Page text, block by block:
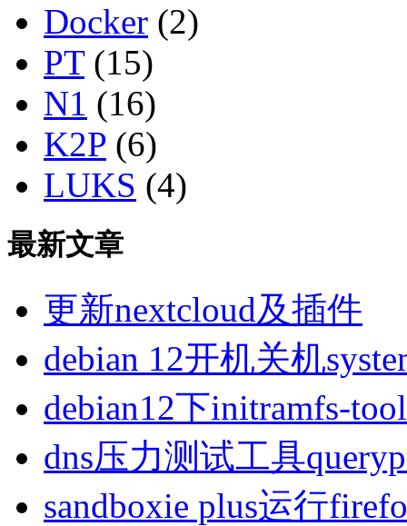
Docker (2)
PT(15)
N1 (16)
K2P (6)
LUKS (4)
最新文章
更新nextcloud及插件
debian 12开机关机
debian12下initramfs-
dns压力测试工具
sandboxie plus运行